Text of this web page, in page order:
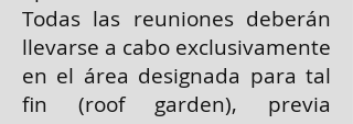
Todas las reuniones deberán
llevarse a cabo exclusivamente
en el área designada para tal
fin (roof garden), previa